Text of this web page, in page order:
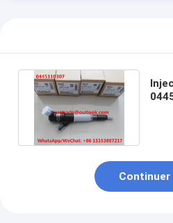
Continuer